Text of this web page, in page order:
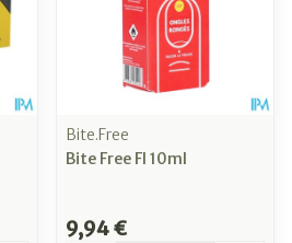
Bite.Free
Bite Free Fl 10ml
9,94 €